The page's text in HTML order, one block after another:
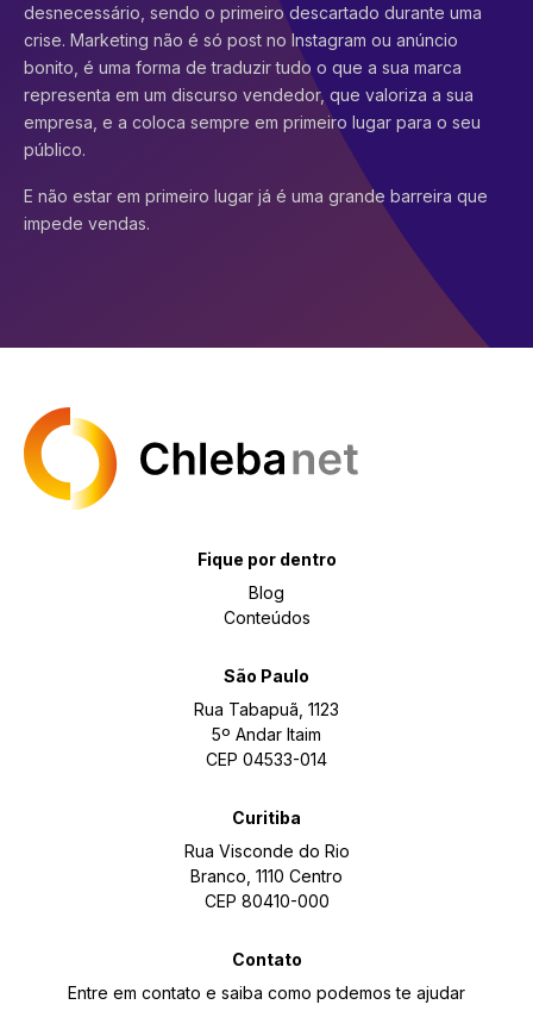
desnecessário, sendo o primeiro descartado durante uma
crise. Marketing não é só post no Instagram ou anúncio
bonito, é uma forma de traduzir tudo o que a sua marca
representa em um discurso vendedor, que valoriza a sua
empresa, e a coloca sempre em primeiro lugar para o seu
público.
E não estar em primeiro lugar já é uma grande barreira que
impede vendas.
Fique por dentro
Blog
Conteúdos
São Paulo
Rua Tabapuã, 1123
5º Andar Itaim
CEP 04533-014
Curitiba
Rua Visconde do Rio
Branco, 1110 Centro
CEP 80410-000
Contato
Entre em contato e saiba como podemos te ajudar